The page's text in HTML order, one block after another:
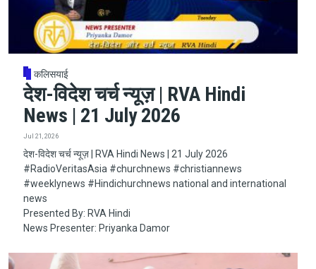
कलिसयाई
देश-विदेश चर्च न्यूज़ | RVA Hindi
News | 21 July 2026
Jul 21, 2026
देश-विदेश चर्च न्यूज़ | RVA Hindi News | 21 July 2026
#RadioVeritasAsia​​​​​ #churchnews​​​​​ #christiannews​​​​​
#weeklynews​ #Hindichurchnews national and international
news
Presented By: RVA Hindi
News Presenter: Priyanka Damor